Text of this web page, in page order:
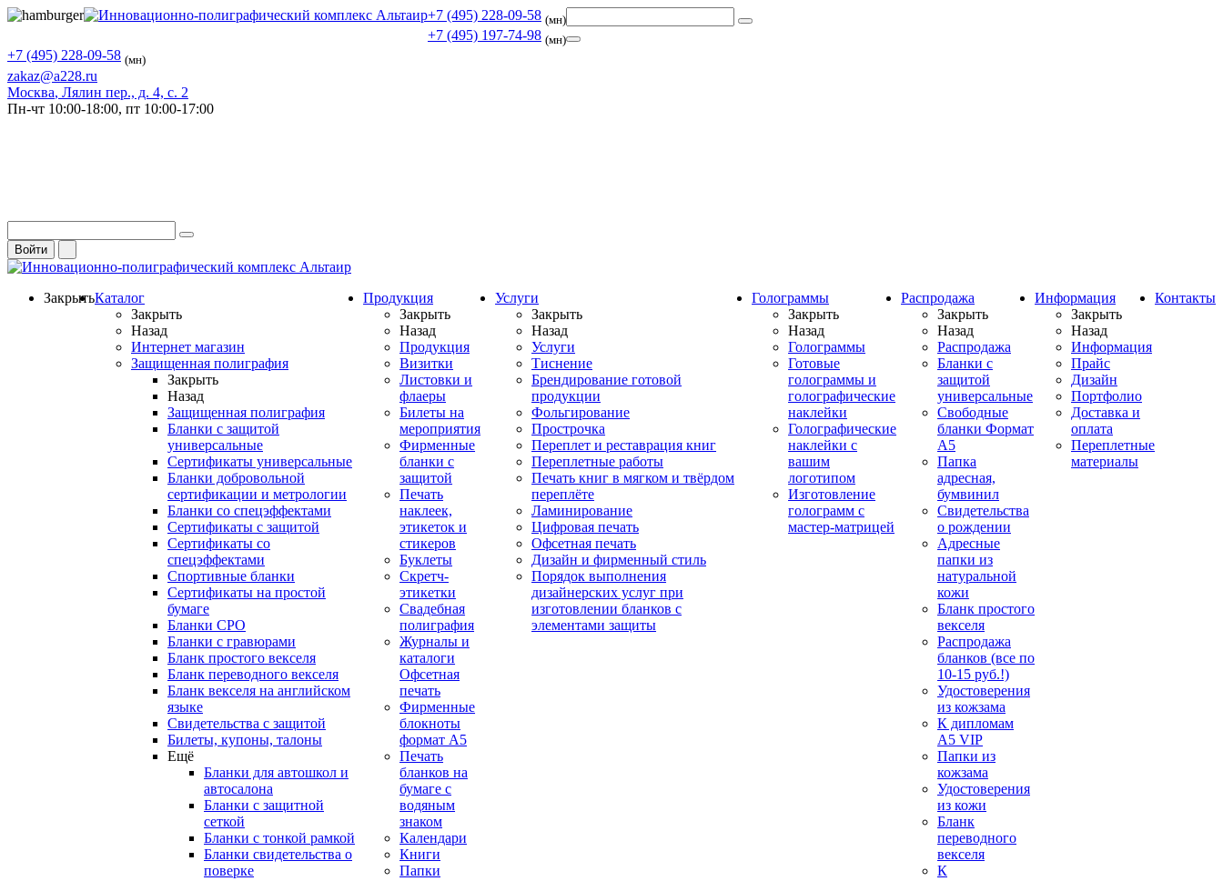
+7 (495) 228-09-58 (мн)
+7 (495) 197-74-98 (мн)
+7 (495) 228-09-58 (мн)
zakaz@a228.ru
Москва, Лялин пер., д. 4, с. 2
Пн-чт 10:00-18:00, пт 10:00-17:00
Войти
ЗакрытьКаталог
Закрыть
Назад
Интернет магазин
Защищенная полиграфия
Закрыть
Назад
Защищенная полиграфия
Бланки с защитой
универсальные
Сертификаты универсальные
Бланки добровольной
сертификации и метрологии
Бланки со спецэффектами
Сертификаты с защитой
Сертификаты со
спецэффектами
Спортивные бланки
Cертификаты на простой
бумаге
Бланки СРО
Бланки с гравюрами
Бланк простого векселя
Бланк переводного векселя
Бланк векселя на английском
языке
Свидетельства с защитой
Билеты, купоны, талоны
Ещё
Бланки для автошкол и
автосалона
Бланки с защитной
сеткой
Бланки с тонкой рамкой
Бланки свидетельства о
поверке
Продукция
Закрыть
Назад
Продукция
Визитки
Листовки и
флаеры
Билеты на
мероприятия
Фирменные
бланки с
защитой
Печать
наклеек,
этикеток и
стикеров
Буклеты
Скретч-
этикетки
Свадебная
полиграфия
Журналы и
каталоги
Офсетная
печать
Фирменные
блокноты
формат А5
Печать
бланков на
бумаге с
водяным
знаком
Календари
Книги
Папки
Услуги
Закрыть
Назад
Услуги
Тиснение
Брендирование готовой
продукции
Фольгирование
Прострочка
Переплет и реставрация книг
Переплетные работы
Печать книг в мягком и твёрдом
переплёте
Ламинирование
Цифровая печать
Офсетная печать
Дизайн и фирменный стиль
Порядок выполнения
дизайнерских услуг при
изготовлении бланков с
элементами защиты
Голограммы
Закрыть
Назад
Голограммы
Готовые
голограммы и
голографические
наклейки
Голографические
наклейки с
вашим
логотипом
Изготовление
голограмм с
мастер-матрицей
Распродажа
Закрыть
Назад
Распродажа
Бланки с
защитой
универсальные
Свободные
бланки Формат
А5
Папка
адресная,
бумвинил
Свидетельства
о рождении
Адресные
папки из
натуральной
кожи
Бланк простого
векселя
Распродажа
бланков (все по
10-15 руб.!)
Удостоверения
из кожзама
К дипломам
А5 VIP
Папки из
кожзама
Удостоверения
из кожи
Бланк
переводного
векселя
К
Информация
Закрыть
Назад
Информация
Прайс
Дизайн
Портфолио
Доставка и
оплата
Переплетные
материалы
Контакты